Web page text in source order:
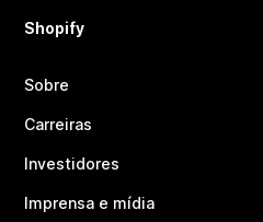
Shopify
Sobre
Carreiras
Investidores
Imprensa e mídia